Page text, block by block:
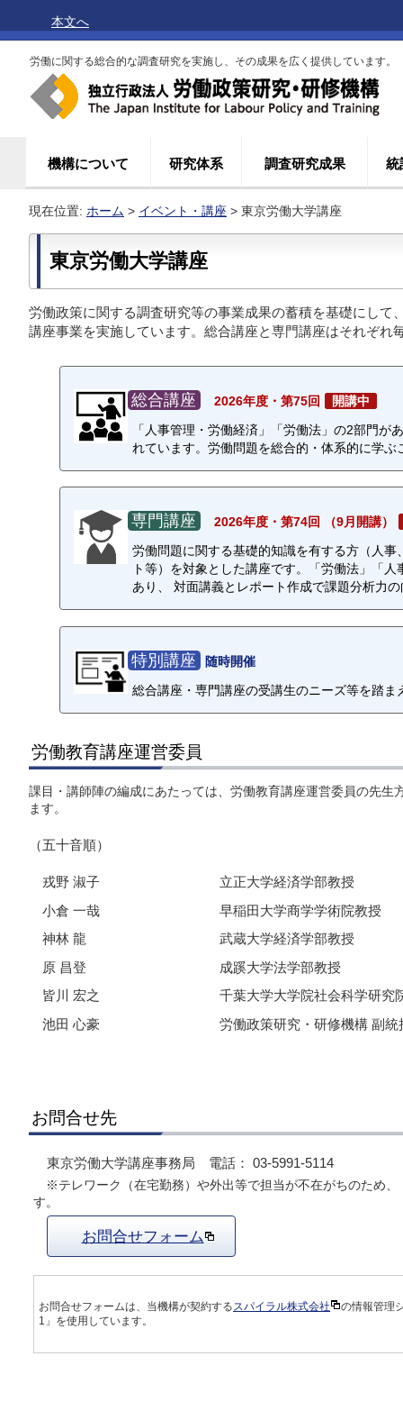
本文へ
労働に関する総合的な調査研究を実施し、その成果を広く提供しています。
機構について 研究体系 調査研究成果 統
現在位置: ホーム > イベント・講座 > 東京労働大学講座
東京労働大学講座
労働政策に関する調査研究等の事業成果の蓄積を基礎にして
講座事業を実施しています。総合講座と専門講座はそれぞれ
総合講座 2026年度・第75回
開講中
「人事管理・労働経済」「労働法」の2部門が
れています。労働問題を総合的・体系的に学ぶ
専門講座
2026年度・第74回 （9月開講）
労働問題に関する基礎的知識を有する方（人
ト等）を対象とした講座です。「労働法」
「
あり、
対面講義とレポート作成で課題分析力
特別講座
総合講座・専門講座の受講生のニーズ等を踏ま
随時開催
労働教育講座運営委員
課目・講師陣の編成にあたっては、労働教育講座運営委員の先生
ます。
（五十音順）
戎野 淑子
立正大学経済学部教授
小倉 一哉
早稲田大学商学学術院教授
神林 龍
武蔵大学経済学部教授
原 昌登
成蹊大学法学部教授
皆川 宏之
千葉大学大学院社会科学研究
池田 心豪
労働政策研究・研修機構 副統
お問合せ先
東京労働大学講座事務局 電話： 03-5991-5114
※テレワーク（在宅勤務）や外出等で担当が不在がちのため
す。
お問合せフォーム
お問合せフォームは、当機構が契約する スパイラル株式会社
の情報管理
1」を使用しています。